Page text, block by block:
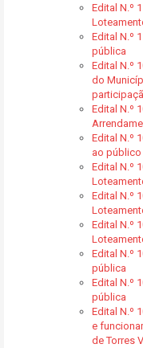
Edital N.º
Edital N.º
pública
Edital N.º
do
Edital N.º
Edital N.º
ao público
Edital N.º
Edital N.º
Edital N.º
Edital N.º
pública
Edital N.º
pública
Edital N.º
e
de Torres